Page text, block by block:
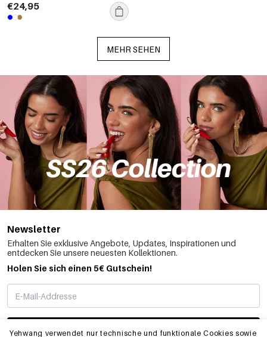
Yehwang verwendet nur technische und funktionale Cookies sowie
€24,95
MEHR SEHEN
Newsletter
Erhalten Sie exklusive Angebote, Updates, Inspirationen und
entdecken Sie unsere neuesten Kollektionen.
Holen Sie sich einen 5€ Gutschein!
ABONNIEREN